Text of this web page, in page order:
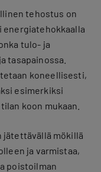
tehostus on
tulo- ja
tasapainossa.
koneellisesti,
esimerkiksi
koon mukaan.
jätettävällä mökillä
ja varmistaa,
poistoilman